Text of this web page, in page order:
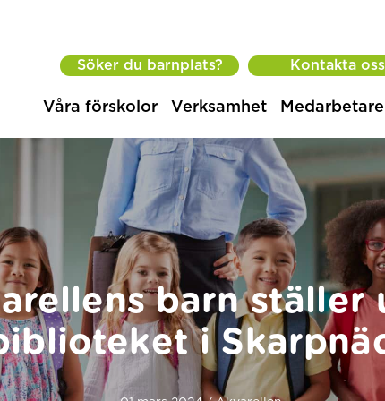
Söker du barnplats? Kontakta oss
Våra förskolor Verksamhet
barn ställer
i